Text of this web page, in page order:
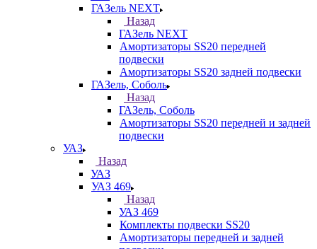
ГАЗель NEXT
Назад
ГАЗель NEXT
Амортизаторы SS20 передней
подвески
Амортизаторы SS20 задней подвески
ГАЗель, Соболь
Назад
ГАЗель, Соболь
Амортизаторы SS20 передней и задней
подвески
УАЗ
Назад
УАЗ
УАЗ 469
Назад
УАЗ 469
Комплекты подвески SS20
Амортизаторы передней и задней